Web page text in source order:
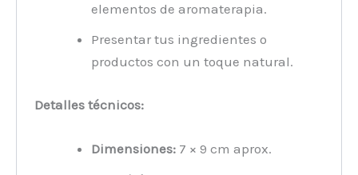
elementos de aromaterapia.
Presentar tus ingredientes o
productos con un toque natural.
Detalles técnicos:
Dimensiones: 7 × 9 cm aprox.